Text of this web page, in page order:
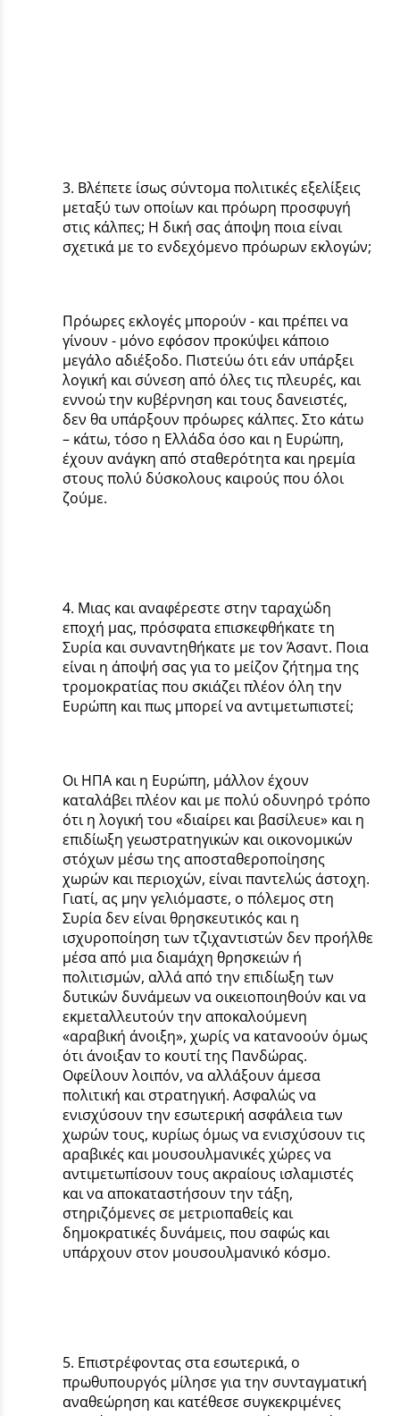
3. Βλέπετε ίσως σύντομα πολιτικές εξελίξεις
μεταξύ των οποίων και πρόωρη προσφυγή
στις κάλπες; Η δική σας άποψη ποια είναι
σχετικά με το ενδεχόμενο πρόωρων εκλογών;
Πρόωρες εκλογές μπορούν - και πρέπει να
γίνουν - μόνο εφόσον προκύψει κάποιο
μεγάλο αδιέξοδο. Πιστεύω ότι εάν υπάρξει
λογική και σύνεση από όλες τις πλευρές, και
εννοώ την κυβέρνηση και τους δανειστές,
δεν θα υπάρξουν πρόωρες κάλπες. Στο κάτω
– κάτω, τόσο η Ελλάδα όσο και η Ευρώπη,
έχουν ανάγκη από σταθερότητα και ηρεμία
στους πολύ δύσκολους καιρούς που όλοι
ζούμε.
4. Μιας και αναφέρεστε στην ταραχώδη
εποχή μας, πρόσφατα επισκεφθήκατε τη
Συρία και συναντηθήκατε με τον Άσαντ. Ποια
είναι η άποψή σας για το μείζον ζήτημα της
τρομοκρατίας που σκιάζει πλέον όλη την
Ευρώπη και πως μπορεί να αντιμετωπιστεί;
Οι ΗΠΑ και η Ευρώπη, μάλλον έχουν
καταλάβει πλέον και με πολύ οδυνηρό τρόπο
ότι η λογική του «διαίρει και βασίλευε» και η
επιδίωξη γεωστρατηγικών και οικονομικών
στόχων μέσω της αποσταθεροποίησης
χωρών και περιοχών, είναι παντελώς άστοχη.
Γιατί, ας μην γελιόμαστε, ο πόλεμος στη
Συρία δεν είναι θρησκευτικός και η
ισχυροποίηση των τζιχαντιστών δεν προήλθε
μέσα από μια διαμάχη θρησκειών ή
πολιτισμών, αλλά από την επιδίωξη των
δυτικών δυνάμεων να οικειοποιηθούν και να
εκμεταλλευτούν την αποκαλούμενη
«αραβική άνοιξη», χωρίς να κατανοούν όμως
ότι άνοιξαν το κουτί της Πανδώρας.
Οφείλουν λοιπόν, να αλλάξουν άμεσα
πολιτική και στρατηγική. Ασφαλώς να
ενισχύσουν την εσωτερική ασφάλεια των
χωρών τους, κυρίως όμως να ενισχύσουν τις
αραβικές και μουσουλμανικές χώρες να
αντιμετωπίσουν τους ακραίους ισλαμιστές
και να αποκαταστήσουν την τάξη,
στηριζόμενες σε μετριοπαθείς και
δημοκρατικές δυνάμεις, που σαφώς και
υπάρχουν στον μουσουλμανικό κόσμο.
5. Επιστρέφοντας στα εσωτερικά, ο
πρωθυπουργός μίλησε για την συνταγματική
αναθεώρηση και κατέθεσε συγκεκριμένες